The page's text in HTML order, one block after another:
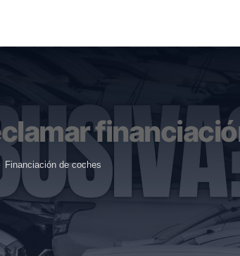
Financiación de coches